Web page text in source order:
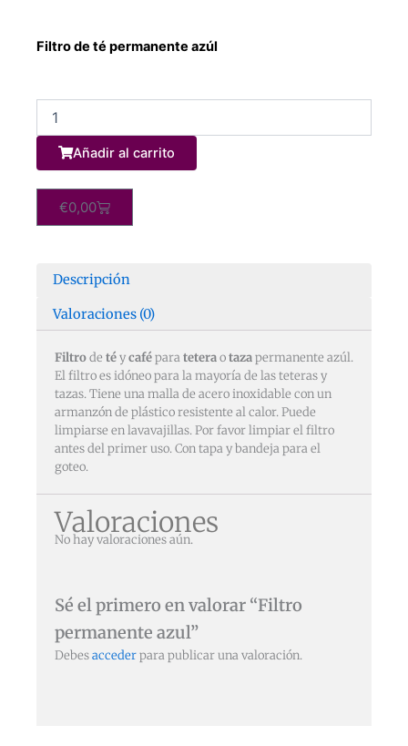
Filtro de té permanente azúl
Negro
English
Breakfast
cantidad
Añadir al carrito
€0,00Carrito
Descripción
Valoraciones (0)
Filtrode téycaféparateteraotazapermanente azúl.
El filtro es idóneo para la mayoría de las teteras y
tazas. Tiene una malla de acero inoxidable con un
armanzón de plástico resistente al calor. Puede
limpiarse en lavavajillas. Por favor limpiar el filtro
antes del primer uso. Con tapa y bandeja para el
goteo.
Valoraciones
No hay valoraciones aún.
Sé el primero en valorar “Filtro
permanente azul”
Debesaccederpara publicar una valoración.